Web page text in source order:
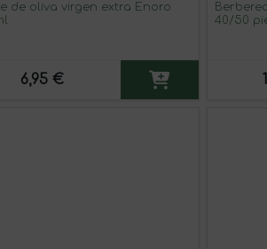
de oliva virgen extra Enoro
6,95 €
40/50